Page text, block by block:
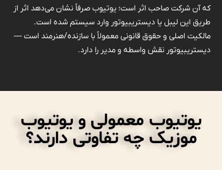
که آن شرکت صاحب اثر است؛ یوتیوب صرفاً نشان می‌دهد اثر از
طریق این لیبل یا دیستریبیوتور وارد سیستم شده است.
مالکیت اصلی و حقوق قانونی معمولاً با سازنده/هنرمند است —
دیستریبیوتور نقش واسطه و مدیر را دارد.
یوتیوب معمولی و یوتیوب
موزیک چه تفاوتی دارند؟